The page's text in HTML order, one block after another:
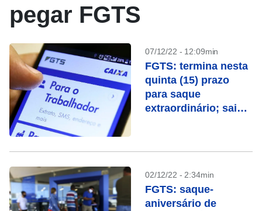
pegar FGTS
07/12/22 - 12:09min
FGTS: termina nesta
quinta (15) prazo
para saque
extraordinário; saiba
02/12/22 - 2:34min
FGTS: saque-
aniversário de